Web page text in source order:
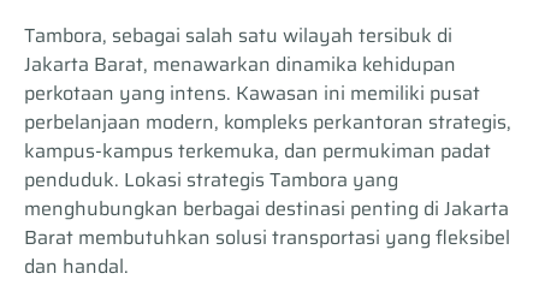
Tambora, sebagai salah satu wilayah tersibuk di
Jakarta Barat, menawarkan dinamika kehidupan
perkotaan yang intens. Kawasan ini memiliki pusat
perbelanjaan modern, kompleks perkantoran strategis,
kampus-kampus terkemuka, dan permukiman padat
penduduk. Lokasi strategis Tambora yang
menghubungkan berbagai destinasi penting di Jakarta
Barat membutuhkan solusi transportasi yang fleksibel
dan handal.